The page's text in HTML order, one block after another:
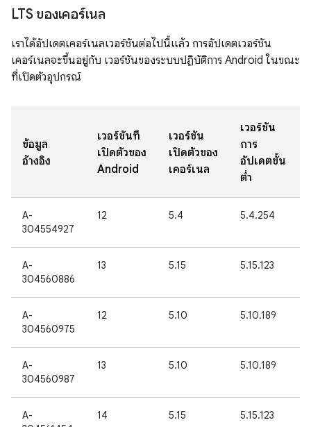
LTS ของเคอร์เนล
เราได้อัปเดตเคอร์เนลเวอร์ชันต่อไปนี้แล้ว การอัปเดตเวอร์ชัน
เคอร์เนลจะขึ้นอยู่กับ เวอร์ชันของระบบปฏิบัติการ Android ในขณะ
ที่เปิดตัวอุปกรณ์
ข้อมูล
อ้างอิง
เวอร์ชันที่
เปิดตัวของ
Android
เวอร์ชัน
เปิดตัวของ
เคอร์เนล
เวอร์ชัน
การ
อัปเดตขั้น
ต่ำ
A-
304554927
12 5.4 5.4.254
A-
304560886
13 5.15 5.15.123
A-
304560975
12 5.10 5.10.189
A-
304560987
13 5.10 5.10.189
A-
14 5.15 5.15.123